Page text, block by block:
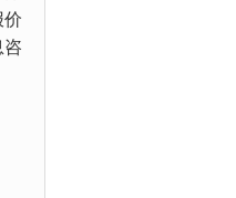
价
咨